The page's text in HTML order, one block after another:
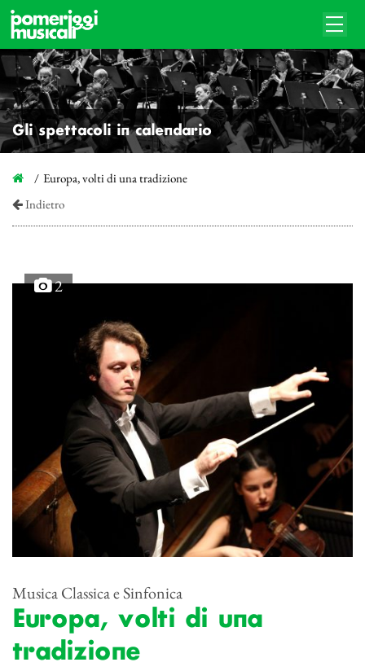
Gli spettacoli in calendario
Europa, volti di una tradizione
Indietro
2
Musica Classica e Sinfonica
Europa, volti di una
tradizione